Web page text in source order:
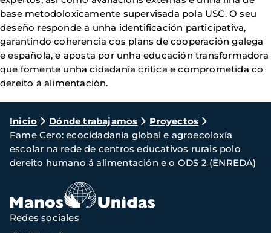
base metodoloxicamente supervisada pola USC. O seu
deseño responde a unha identificación participativa,
garantindo coherencia cos plans de cooperación galega
e española, e aposta por unha educación transformadora
que fomente unha cidadanía crítica e comprometida co
dereito á alimentación.
Ruta
de
navegación
Inicio Dónde trabajamos
Proyectos
Fame Cero: ecocidadanía global e agroecoloxía
escolar na rede de centros educativos rurais polo
dereito humano á alimentación e o ODS 2 (ENREDA)
Redes sociales